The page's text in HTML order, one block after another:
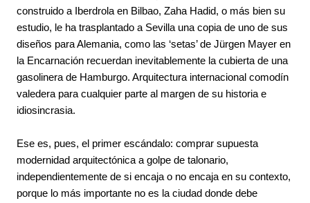
construido a Iberdrola en Bilbao, Zaha Hadid, o más bien su
estudio, le ha trasplantado a Sevilla una copia de uno de sus
diseños para Alemania, como las ‘setas’ de Jürgen Mayer en
la Encarnación recuerdan inevitablemente la cubierta de una
gasolinera de Hamburgo. Arquitectura internacional comodín
valedera para cualquier parte al margen de su historia e
idiosincrasia.
Ese es, pues, el primer escándalo: comprar supuesta
modernidad arquitectónica a golpe de talonario,
independientemente de si encaja o no encaja en su contexto,
porque lo más importante no es la ciudad donde debe